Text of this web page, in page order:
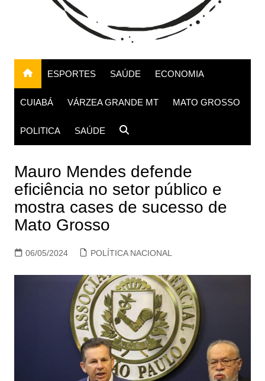
ESPORTES SAÚDE ECONOMIA
CUIABÁ VÁRZEA GRANDE MT MATO GROSSO
POLITICA SAÚDE
Mauro Mendes defende
eficiência no setor público e
mostra cases de sucesso de
Mato Grosso
06/05/2024 POLÍTICA NACIONAL